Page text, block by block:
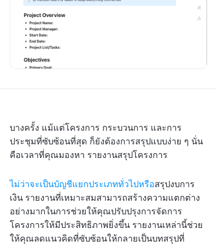
บางครั้ง แม้แต่โครงการ กระบวนการ และการ
ประชุมที่ซับซ้อนที่สุด ก็ยังต้องการสรุปแบบง่าย ๆ นั่น
คือเวลาที่คุณมองหา รายงานสรุปโครงการ
ไม่ว่าจะเป็นบัญชีแยกประเภททั่วไปหรือสรุปงบการ
เงิน รายงานที่เหมาะสมสามารถสร้างความแตกต่าง
อย่างมากในการช่วยให้คุณปรับปรุงการจัดการ
โครงการให้มีประสิทธิภาพยิ่งขึ้น รายงานเหล่านี้ช่วย
ให้คุณลดแนวคิดที่ซับซ้อนให้กลายเป็นบทสรุปที่